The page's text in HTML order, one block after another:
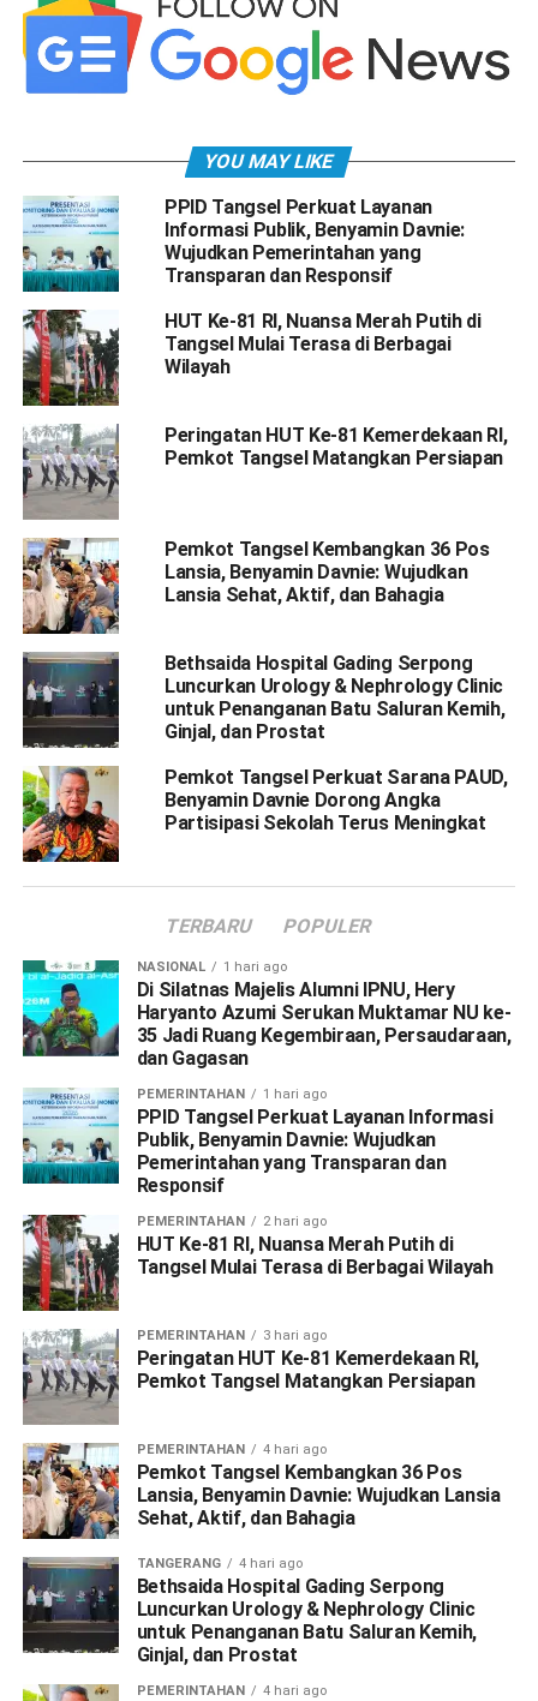
YOU MAY LIKE
PPID Tangsel Perkuat Layanan
Informasi Publik, Benyamin Davnie:
Wujudkan Pemerintahan yang
Transparan dan Responsif
HUT Ke-81 RI, Nuansa Merah Putih di
Tangsel Mulai Terasa di Berbagai
Wilayah
Peringatan HUT Ke-81 Kemerdekaan RI,
Pemkot Tangsel Matangkan Persiapan
Pemkot Tangsel Kembangkan 36 Pos
Lansia, Benyamin Davnie: Wujudkan
Lansia Sehat, Aktif, dan Bahagia
Bethsaida Hospital Gading Serpong
Luncurkan Urology & Nephrology Clinic
untuk Penanganan Batu Saluran Kemih,
Ginjal, dan Prostat
Pemkot Tangsel Perkuat Sarana PAUD,
Benyamin Davnie Dorong Angka
Partisipasi Sekolah Terus Meningkat
TERBARU POPULER
NASIONAL 1 hari ago
Di Silatnas Majelis Alumni IPNU, Hery
Haryanto Azumi Serukan Muktamar NU ke-
35 Jadi Ruang Kegembiraan, Persaudaraan,
dan Gagasan
PEMERINTAHAN 1 hari ago
PPID Tangsel Perkuat Layanan Informasi
Publik, Benyamin Davnie: Wujudkan
Pemerintahan yang Transparan dan
Responsif
PEMERINTAHAN 2 hari ago
HUT Ke-81 RI, Nuansa Merah Putih di
Tangsel Mulai Terasa di Berbagai Wilayah
PEMERINTAHAN 3 hari ago
Peringatan HUT Ke-81 Kemerdekaan RI,
Pemkot Tangsel Matangkan Persiapan
PEMERINTAHAN 4 hari ago
Pemkot Tangsel Kembangkan 36 Pos
Lansia, Benyamin Davnie: Wujudkan Lansia
Sehat, Aktif, dan Bahagia
TANGERANG 4 hari ago
Bethsaida Hospital Gading Serpong
Luncurkan Urology & Nephrology Clinic
untuk Penanganan Batu Saluran Kemih,
Ginjal, dan Prostat
PEMERINTAHAN 4 hari ago